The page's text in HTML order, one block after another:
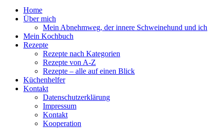
Home
Über mich
Mein Abnehmweg, der innere Schweinehund und ich
Mein Kochbuch
Rezepte
Rezepte nach Kategorien
Rezepte von A-Z
Rezepte – alle auf einen Blick
Küchenhelfer
Kontakt
Datenschutzerklärung
Impressum
Kontakt
Kooperation